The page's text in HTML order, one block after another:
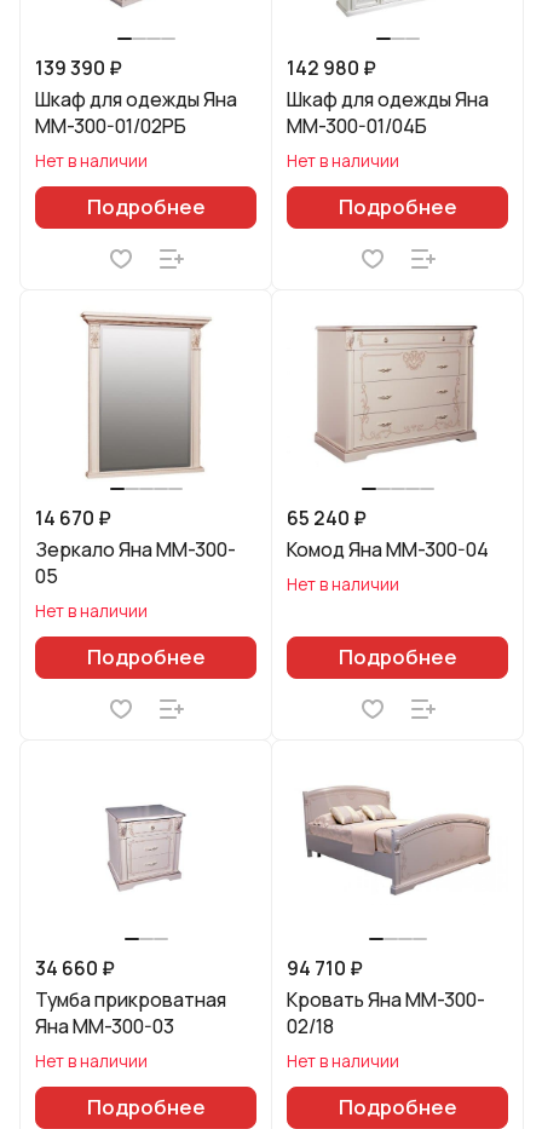
139 390 ₽
Шкаф для одежды Яна
ММ-300-01/02РБ
Нет в наличии
Подробнее
142 980 ₽
Шкаф для одежды Яна
ММ-300-01/04Б
Нет в наличии
Подробнее
14 670 ₽
Зеркало Яна ММ-300-
05
Нет в наличии
Подробнее
65 240 ₽
Комод Яна ММ-300-04
Нет в наличии
Подробнее
34 660 ₽
Тумба прикроватная
Яна ММ-300-03
Нет в наличии
Подробнее
94 710 ₽
Кровать Яна ММ-300-
02/18
Нет в наличии
Подробнее